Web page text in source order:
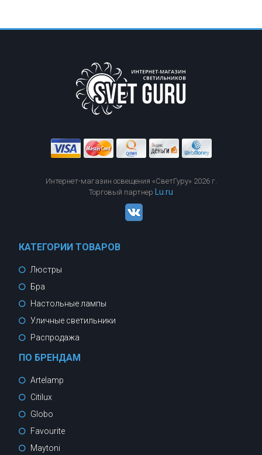
Интернет-магазин освещения «СветГуру» 2026 г.
Торговый партнер Lu.ru
КАТЕГОРИИ ТОВАРОВ
Люстры
Бра
Настольные лампы
Уличные светильники
Распродажа
ПО БРЕНДАМ
Artelamp
Citilux
Globo
Favourite
Maytoni